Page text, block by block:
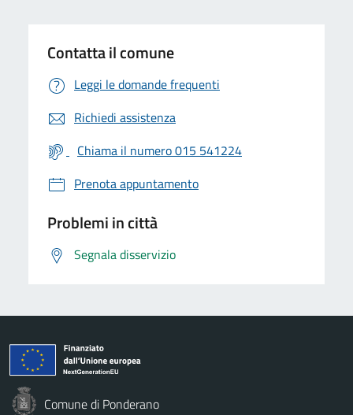
Contatta il comune
Leggi le domande frequenti
Richiedi assistenza
Chiama il numero 015 541224
Prenota appuntamento
Problemi in città
Segnala disservizio
Comune di Ponderano